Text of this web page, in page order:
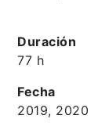
Duración
77 h
Fecha
2019, 2020